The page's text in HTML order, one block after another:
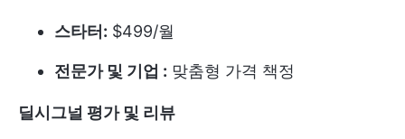
스타터: $499/월
전문가 및 기업 : 맞춤형 가격 책정
딜시그널 평가 및 리뷰